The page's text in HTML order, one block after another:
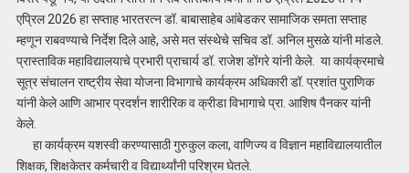
एप्रिल 2026 हा सप्ताह भारतरत्न डॉ. बाबासाहेब आंबेडकर सामाजिक समता सप्ताह
म्हणून राबवण्याचे निर्देश दिले आहे, असे मत संस्थेचे सचिव डॉ. अनिल मुसळे यांनी मांडले.
प्रास्ताविक महाविद्यालयाचे प्रभारी प्राचार्य डॉ. राजेश डोंगरे यांनी केले. या कार्यक्रमाचे
सूत्र संचालन राष्ट्रीय सेवा योजना विभागाचे कार्यक्रम अधिकारी डॉ. प्रशांत पुराणिक
यांनी केले आणि आभार प्रदर्शन शारीरिक व क्रीडा विभागाचे प्रा. आशिष पैनकर यांनी
केले.
हा कार्यक्रम यशस्वी करण्यासाठी गुरुकुल कला, वाणिज्य व विज्ञान महाविद्यालयातील
शिक्षक, शिक्षकेतर कर्मचारी व विद्यार्थ्यांनी परिश्रम घेतले.